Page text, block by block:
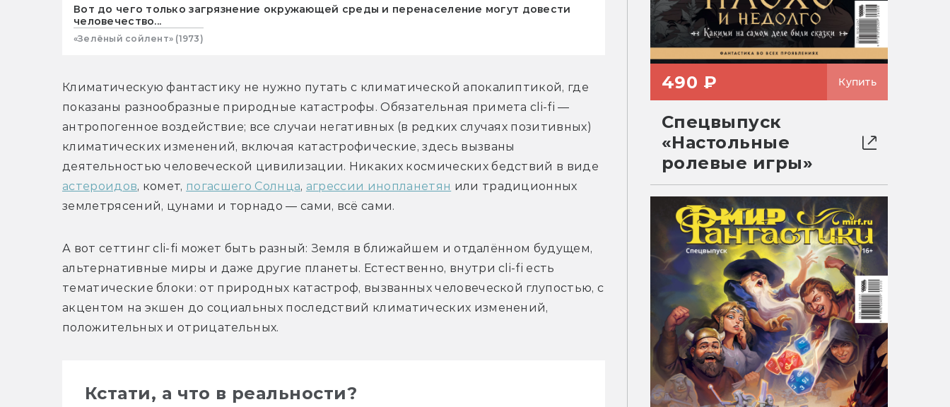
Вот до чего только загрязнение окружающей среды и перенаселение могут довести
человечество...
«Зелёный сойлент» (1973)
Климатическую фантастику не нужно путать с климатической апокалиптикой, где
показаны разнообразные природные катастрофы. Обязательная примета cli-fi —
антропогенное воздействие; все случаи негативных (в редких случаях позитивных)
климатических изменений, включая катастрофические, здесь вызваны
астероидов, комет, погасшего Солнца, агрессии инопланетян или традиционных
землетрясений, цунами и торнадо — сами, всё сами.
А вот сеттинг cli-fi может быть разный: Земля в ближайшем и отдалённом будущем,
альтернативные миры и даже другие планеты. Естественно, внутри cli-fi есть
тематические блоки: от природных катастроф, вызванных человеческой глупостью, с
акцентом на экшен до социальных последствий климатических изменений,
положительных и отрицательных.
Кстати, а что в реальности?
490 ₽ Купить
Спецвыпуск
«Настольные
ролевые игры»